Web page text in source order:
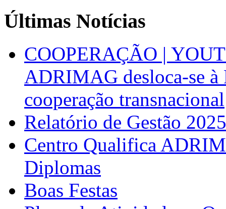
Últimas Notícias
COOPERAÇÃO |
ADRIMAG desloca-se
cooperação transnacional
Relatório de Gestão 2025
Centro Qualifica
Diplomas
Boas Festas